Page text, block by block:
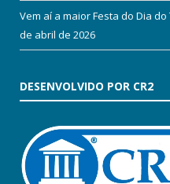
Vem aí a maior Festa do Dia
de abril de 2026
DESENVOLVIDO POR CR2